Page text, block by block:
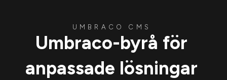
UMBRACO CMS
Umbraco-byrå för
anpassade lösningar